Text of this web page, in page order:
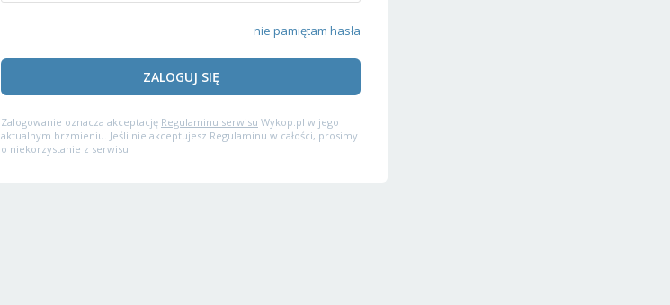
nie pamiętam hasła
ZALOGUJ SIĘ
Zalogowanie oznacza akceptację Regulaminu serwisu Wykop.pl w jego
aktualnym brzmieniu. Jeśli nie akceptujesz Regulaminu w całości, prosimy
o niekorzystanie z serwisu.